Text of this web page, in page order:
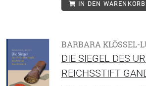
Sozialphilosophie.
IN DEN WARENKORB
BARBARA KLÖSSEL-
DIE SIEGEL DES
REICHSSTIFT